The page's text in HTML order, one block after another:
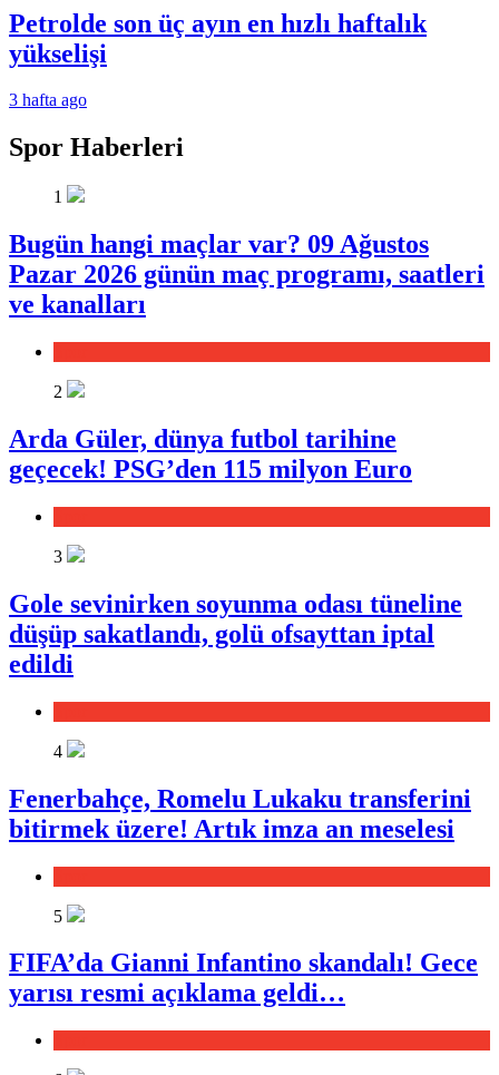
Petrolde son üç ayın en hızlı haftalık
yükselişi
3 hafta ago
Spor Haberleri
1
Bugün hangi maçlar var? 09 Ağustos
Pazar 2026 günün maç programı, saatleri
ve kanalları
2
Arda Güler, dünya futbol tarihine
geçecek! PSG’den 115 milyon Euro
3
Gole sevinirken soyunma odası tüneline
düşüp sakatlandı, golü ofsayttan iptal
edildi
4
Fenerbahçe, Romelu Lukaku transferini
bitirmek üzere! Artık imza an meselesi
5
FIFA’da Gianni Infantino skandalı! Gece
yarısı resmi açıklama geldi…